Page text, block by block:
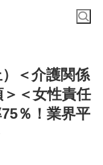
＜介護関係
＜女性責任
％！業界平